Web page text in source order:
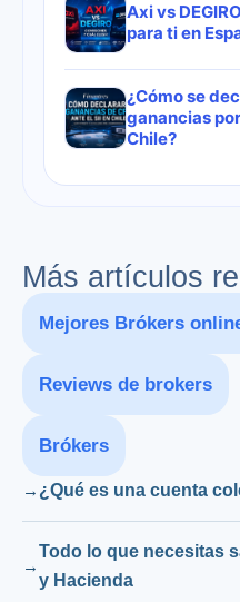
Axi vs
para ti en
¿Cómo se
ganancias
Chile?
Más artículos
Mejores Brókers
Reviews de brokers
Brókers
¿Qué es una cuenta
Todo lo que necesitas
y Hacienda